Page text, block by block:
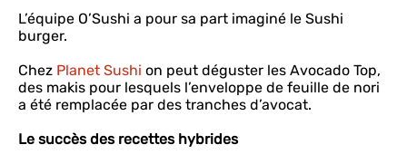
L’équipe O’Sushi a pour sa part imaginé le Sushi
burger.
Chez Planet Sushi on peut déguster les Avocado Top,
des makis pour lesquels l’enveloppe de feuille de nori
a été remplacée par des tranches d’avocat.
Le succès des recettes hybrides